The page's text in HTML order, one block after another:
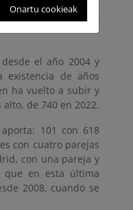
conservación de
la cerceta pardilla y
el año 2004 y
existencia de años
ha vuelto a subir y
de 740 en 2022.
101 con 618
con cuatro parejas
con una pareja y
que en esta última
2008, cuando se
Onartu cookieak